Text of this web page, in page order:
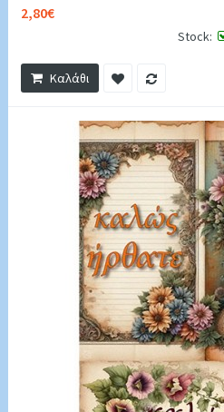
2,80€
Stock:
Καλάθι